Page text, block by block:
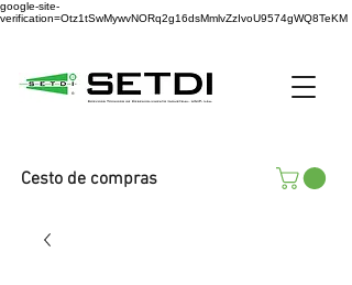
google-site-
verification=Otz1tSwMywvNORq2g16dsMmlvZzIvoU9574gWQ8TeKM
Cesto de compras